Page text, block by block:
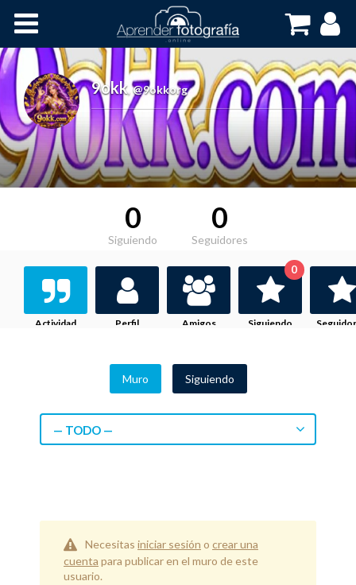
Cursos OnLine
9okk @9okkorg
0
Siguiendo
0
Seguidores
Actividad Perfil Amigos Siguiendo
0
Muro Siguiendo
— TODO —
Necesitas iniciar sesión o crear una
cuenta para publicar en el muro de este
usuario.